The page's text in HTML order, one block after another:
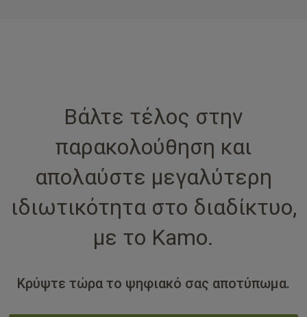
Βάλτε τέλος στην
παρακολούθηση και
απολαύστε μεγαλύτερη
ιδιωτικότητα στο διαδίκτυο,
με το Kamo.
Κρύψτε τώρα το ψηφιακό σας αποτύπωμα.